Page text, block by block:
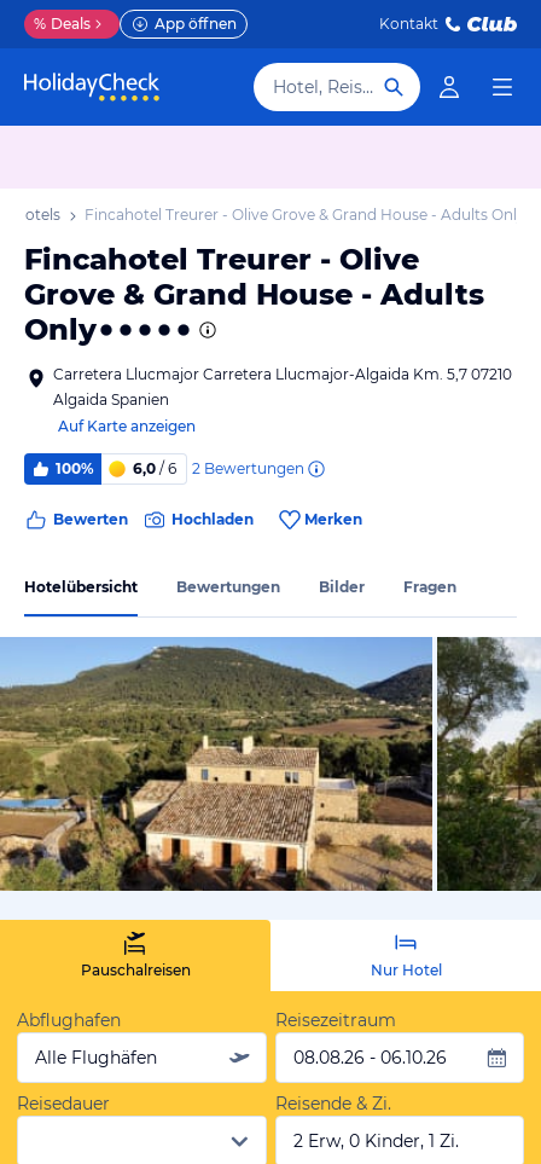
% Deals App öffnen Kontakt
Hotel, Reiseziel
Hotels Fincahotel Treurer - Olive Grove & Grand House - Adults Only
Fincahotel Treurer - Olive
Grove & Grand House - Adults
Only
Carretera Llucmajor Carretera Llucmajor-Algaida Km. 5,7 07210
Algaida Spanien
Auf Karte anzeigen
100% 6,0 / 6 2 Bewertungen
Bewerten Hochladen Merken
Hotelübersicht Bewertungen Bilder Fragen
von
Pauschalreisen Nur Hotel
Abflughafen
Alle Flughäfen
Reisezeitraum
08.08.26 - 06.10.26
Reisedauer
Reisende & Zi.
2 Erw, 0 Kinder, 1 Zi.